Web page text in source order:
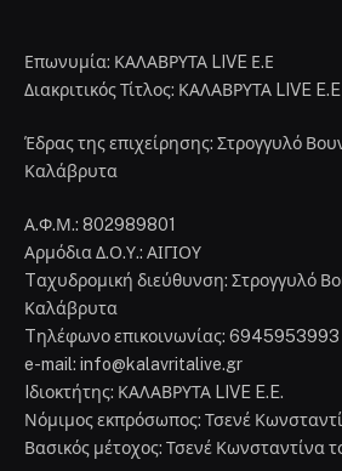
Επωνυμία: ΚΑΛΑΒΡΥΤΑ LIVE Ε.Ε
Διακριτικός Τίτλος: ΚΑΛΑΒΡΥΤΑ LIVE E.E
Έδρας της επιχείρησης: Στρογγυλό
Καλάβρυτα
Α.Φ.Μ.: 802989801
Αρμόδια Δ.Ο.Υ.: ΑΙΓΙΟΥ
Tαχυδρομική διεύθυνση: Στρογγυλό
Καλάβρυτα
Tηλέφωνο επικοινωνίας: 6945953993
e-mail: info@kalavritalive.gr
Iδιοκτήτης: ΚΑΛΑΒΡΥΤΑ LIVE E.E.
Νόμιμος εκπρόσωπος: Τσενέ
Βασικός μέτοχος: Τσενέ Κωνσταντίνα